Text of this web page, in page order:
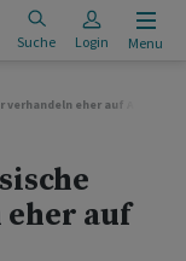
Suche Login Menu
verhandeln eher auf
auf